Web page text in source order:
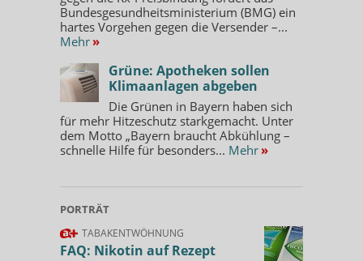
Bundesgesundheitsministerium (BMG) ein
hartes Vorgehen gegen die Versender –...
Mehr »
Grüne: Apotheken sollen
Klimaanlagen abgeben
Die Grünen in Bayern haben sich
für mehr Hitzeschutz starkgemacht. Unter
dem Motto „Bayern braucht Abkühlung –
schnelle Hilfe für besonders... Mehr »
PORTRÄT
TABAKENTWÖHNUNG
FAQ: Nikotin auf Rezept